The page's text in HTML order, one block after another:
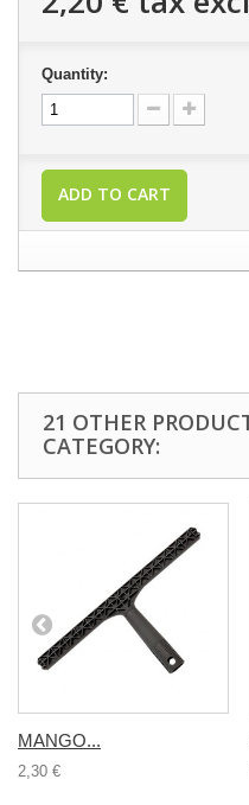
Quantity:
ADD TO CART
21 OTHER
CATEGORY:
MANGO...
2,30 €